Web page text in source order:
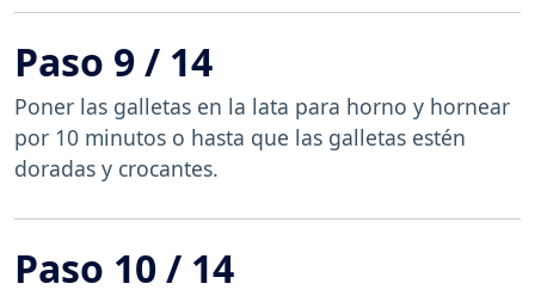
Paso 9 / 14
Poner las galletas en la lata para horno y hornear
por 10 minutos o hasta que las galletas estén
doradas y crocantes.
Paso 10 / 14